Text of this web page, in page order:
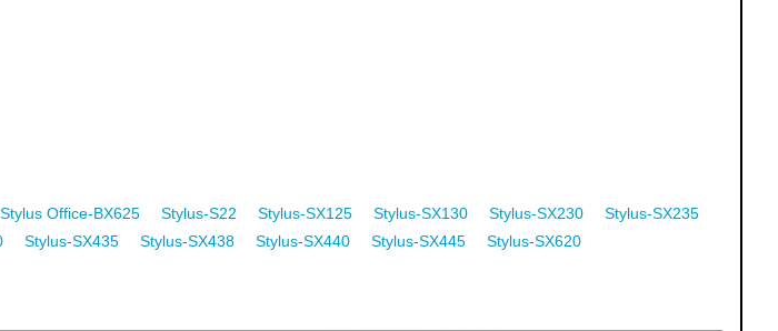
Stylus Office-BX625 Stylus-S22 Stylus-SX125 Stylus-SX130 Stylus-SX230
Stylus-SX235
Stylus-SX435 Stylus-SX438 Stylus-SX440 Stylus-SX445 Stylus-SX620